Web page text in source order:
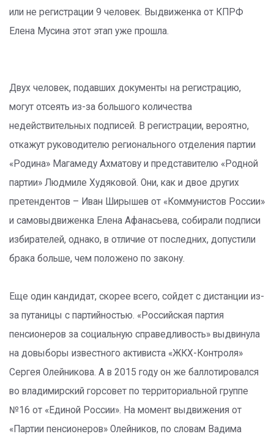
или не регистрации 9 человек. Выдвиженка от КПРФ
Елена Мусина этот этап уже прошла.
Двух человек, подавших документы на регистрацию,
могут отсеять из-за большого количества
недействительных подписей. В регистрации, вероятно,
откажут руководителю регионального отделения партии
«Родина» Магамеду Ахматову и представителю «Родной
партии» Людмиле Худяковой. Они, как и двое других
претендентов – Иван Ширышев от «Коммунистов России»
и самовыдвиженка Елена Афанасьева, собирали подписи
избирателей, однако, в отличие от последних, допустили
брака больше, чем положено по закону.
Еще один кандидат, скорее всего, сойдет с дистанции из-
за путаницы с партийностью. «Российская партия
пенсионеров за социальную справедливость» выдвинула
на довыборы известного активиста «ЖКХ-Контроля»
Сергея Олейникова. А в 2015 году он же баллотировался
во владимирский горсовет по территориальной группе
№16 от «Единой России». На момент выдвижения от
«Партии пенсионеров» Олейников, по словам Вадима